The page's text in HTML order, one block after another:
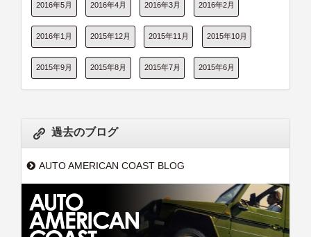
2016年5月 2016年4月 2016年3月 2016年2月
2016年1月 2015年12月 2015年11月 2015年10月
2015年9月 2015年8月 2015年7月 2015年6月
過去のブログ
AUTO AMERICAN COAST BLOG